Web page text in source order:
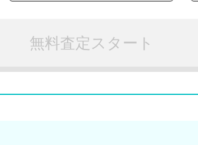
無料査定スタート